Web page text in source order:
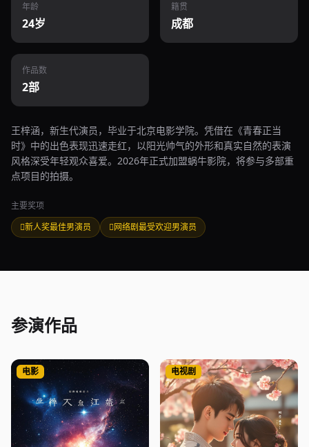
年龄
24岁
籍贯
成都
作品数
2部
王梓涵，新生代演员，毕业于北京电影学院。凭借在《青春正当
时》中的出色表现迅速走红，以阳光帅气的外形和真实自然的表演
风格深受年轻观众喜爱。2026年正式加盟蜗牛影院，将参与多部重
点项目的拍摄。
主要奖项
新人奖最佳男演员
网络剧最受欢迎男演员
参演作品
电影 电视剧